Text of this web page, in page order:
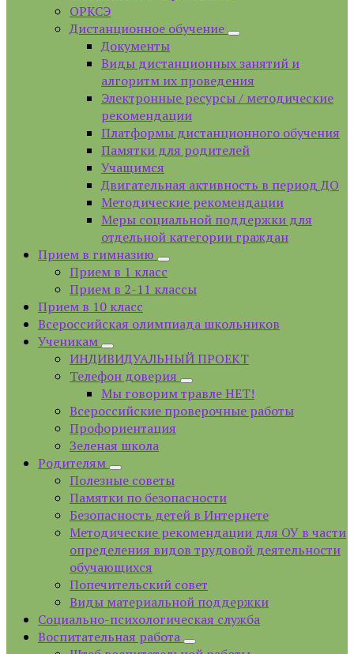
ОРКСЭ
Дистанционное обучение
Документы
Виды дистанционных занятий и
алгоритм их проведения
Электронные ресурсы / методические
рекомендации
Платформы дистанционного обучения
Памятки для родителей
Учащимся
Двигательная активность в период ДО
Методические рекомендации
Меры социальной поддержки для
отдельной категории граждан
Прием в гимназию
Прием в 1 класс
Прием в 2-11 классы
Прием в 10 класс
Всероссийская олимпиада школьников
Ученикам
ИНДИВИДУАЛЬНЫЙ ПРОЕКТ
Телефон доверия
Мы говорим травле НЕТ!
Всероссийские проверочные работы
Профориентация
Зеленая школа
Родителям
Полезные советы
Памятки по безопасности
Безопасность детей в Интернете
Методические рекомендации для ОУ в части
определения видов трудовой деятельности
обучающихся
Попечительский совет
Виды материальной поддержки
Социально-психологическая служба
Воспитательная работа